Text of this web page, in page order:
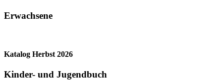
Erwachsene
Katalog Herbst 2026
Kinder- und Jugendbuch